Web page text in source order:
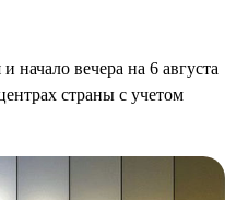
начало вечера на 6 августа
страны с учетом